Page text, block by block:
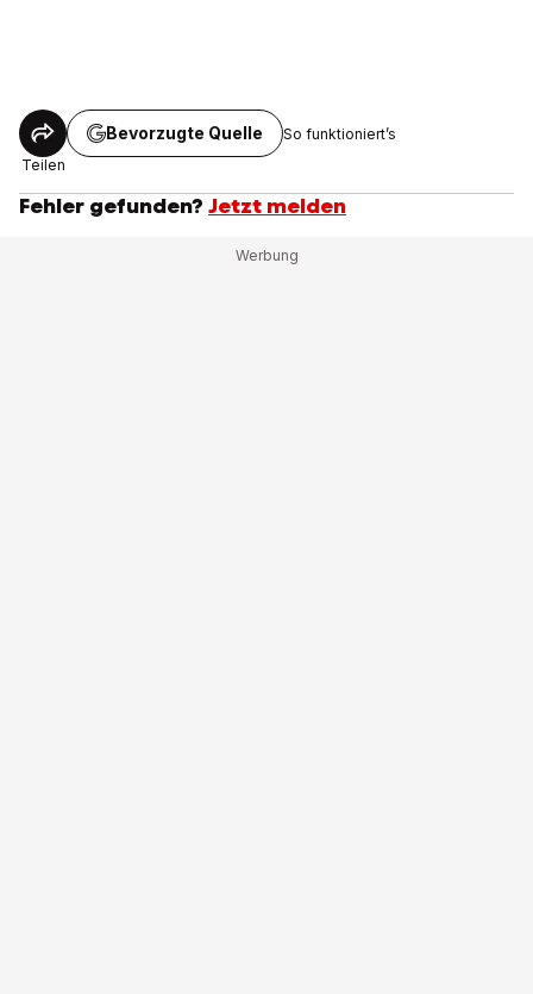
Teilen
Bevorzugte Quelle So funktioniert’s
Fehler gefunden? Jetzt melden